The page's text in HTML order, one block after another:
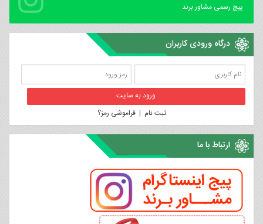
پیچ رسمی مشاور برند
درگاه ورودی کاربران
ثبت نام |فراموشی رمز؟
ارتباط با ما